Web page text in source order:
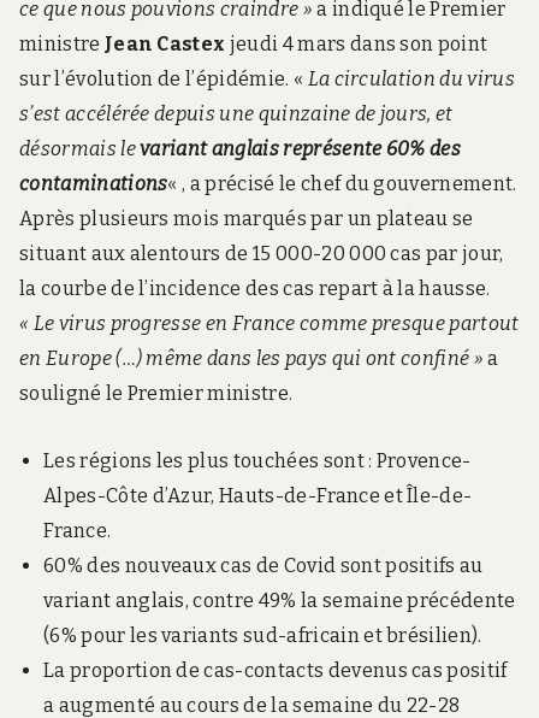
ce que nous pouvions craindre » a indiqué le Premier
ministre Jean Castex jeudi 4 mars dans son point
sur l’évolution de l’épidémie. « La circulation du virus
s’est accélérée depuis une quinzaine de jours, et
désormais levariant anglais représente 60% des
contaminations« , a précisé le chef du gouvernement.
Après plusieurs mois marqués par un plateau se
situant aux alentours de 15 000-20 000 cas par jour,
la courbe de l’incidence des cas repart à la hausse.
« Le virus progresse en France comme presque partout
en Europe (…) même dans les pays qui ont confiné »a
souligné le Premier ministre.
Les régions les plus touchées sont : Provence-
Alpes-Côte d’Azur, Hauts-de-France et Île-de-
France.
60% des nouveaux cas de Covid sont positifs au
variant anglais, contre 49% la semaine précédente
(6% pour les variants sud-africain et brésilien).
La proportion de cas-contacts devenus cas positif
a augmenté au cours de la semaine du 22-28